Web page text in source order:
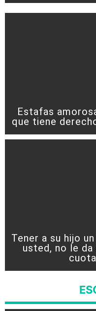
Estafas
que tiene
Tener a su hijo
usted, no le